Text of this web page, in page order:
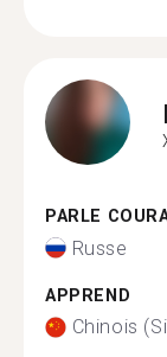
PARLE
Russe
APPREND
Chinois